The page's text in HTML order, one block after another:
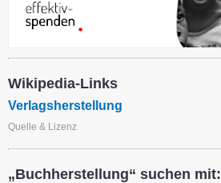
Wikipedia-Links
Verlagsherstellung
Quelle & Lizenz
„Buchherstellung“ suchen mit: